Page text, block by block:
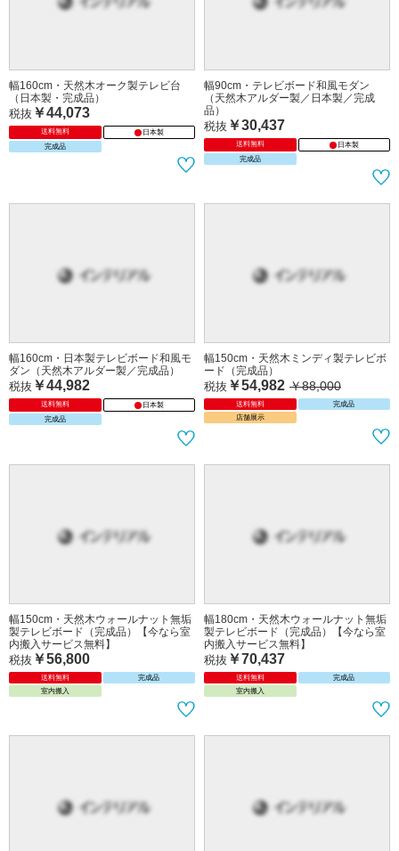
幅160cm・天然木オーク製テレビ台
（日本製・完成品）
品）
￥44,982
送料無料
日本製
￥54,982
送料無料
完成品
幅150cm・天然木ウォールナット無垢
製テレビボード（完成品）【今なら室
幅180cm・天然木ウォールナット無垢
製テレビボード（完成品）【今なら室